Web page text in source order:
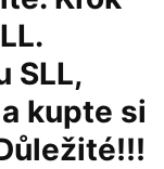
SLL,
kupte si